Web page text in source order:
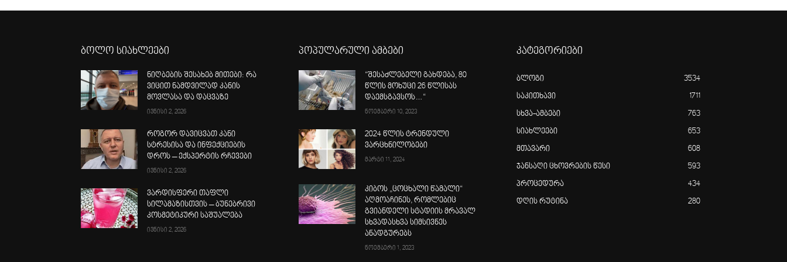
ბოლო სიახლეები
ნიღბების შესახებ მითები: რა
ვიცით ნამდვილად კანის
მოვლასა და დაცვაზე
ივნისი 2, 2026
როგორ დავიცვათ კანი
სტრესისა და ინფექციების
დროს – ექსპერტის რჩევები
ივნისი 2, 2026
ვარდისფერი თაფლი
სილამაზისთვის – ბუნებრივი
კოსმეტიკური საშუალება
ივნისი 2, 2026
პოპულარული ამბები
“შესაძლებელი გახდება, 80
წლის მოხუცი 26 წლისას
დაემსგავსოს…“
ნოემბერი 10, 2023
2024 წლის ტრენდული
ვარცხნილობები
მარტი 11, 2024
კიბოს „ცოცხალი წამალი“
აღმოაჩინეს, რომლებიც
გვიანდელი სტადიის მრავალ
სხვადასხვა სიმსივნეს
ანადგურებს
ნოემბერი 1, 2023
კატეგორიები
ბლოგი 3534
საკითხავი 1711
სხვა-ამბები 763
სიახლეები 653
მთავარი 608
ჯანსაღი ცხოვრების წესი 593
პროცედურა 434
დღის რუტინა 280